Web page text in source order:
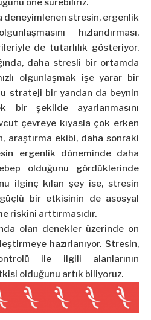
öne sürebiliriz.
deneyimlenen stresin, ergenlik
hızlandırması,
de tutarlılık gösteriyor.
daha stresli bir ortamda
olgunlaşmak işe yarar bir
strateji bir yandan da beynin
bir şekilde ayarlanmasını
çevreye kıyasla çok erken
araştırma ekibi, daha sonraki
ergenlik döneminde daha
olduğunu gördüklerinde
ilginç kılan şey ise, stresin
bir etkisinin de asosyal
riskini arttırmasıdır.
olan denekler üzerinde on
hazırlanıyor. Stresin,
ile ilgili alanlarının
olduğunu artık biliyoruz.